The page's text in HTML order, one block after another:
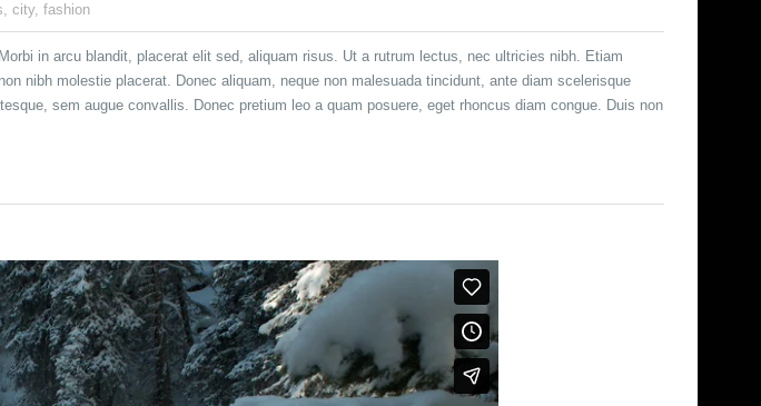
, city, fashion
in arcu blandit, placerat elit sed, aliquam risus. Ut a rutrum lectus, nec ultricies nibh. Etiam
nibh molestie placerat. Donec aliquam, neque non malesuada tincidunt, ante diam scelerisque
sem augue convallis. Donec pretium leo a quam posuere, eget rhoncus diam congue. Duis non